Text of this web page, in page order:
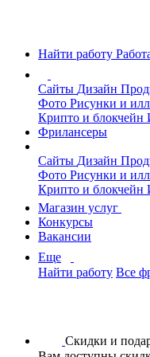
Найти работу
Сайты Дизайн
Фото Рисунки и
Крипто и блокчейн
Фрилансеры
Сайты Дизайн
Фото Рисунки и
Крипто и блокчейн
Магазин услуг
Конкурсы
Вакансии
Еще
Найти работу Все
Скидки и